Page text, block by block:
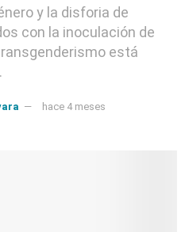
y la disforia de
con la inoculación de
está
hace 4 meses